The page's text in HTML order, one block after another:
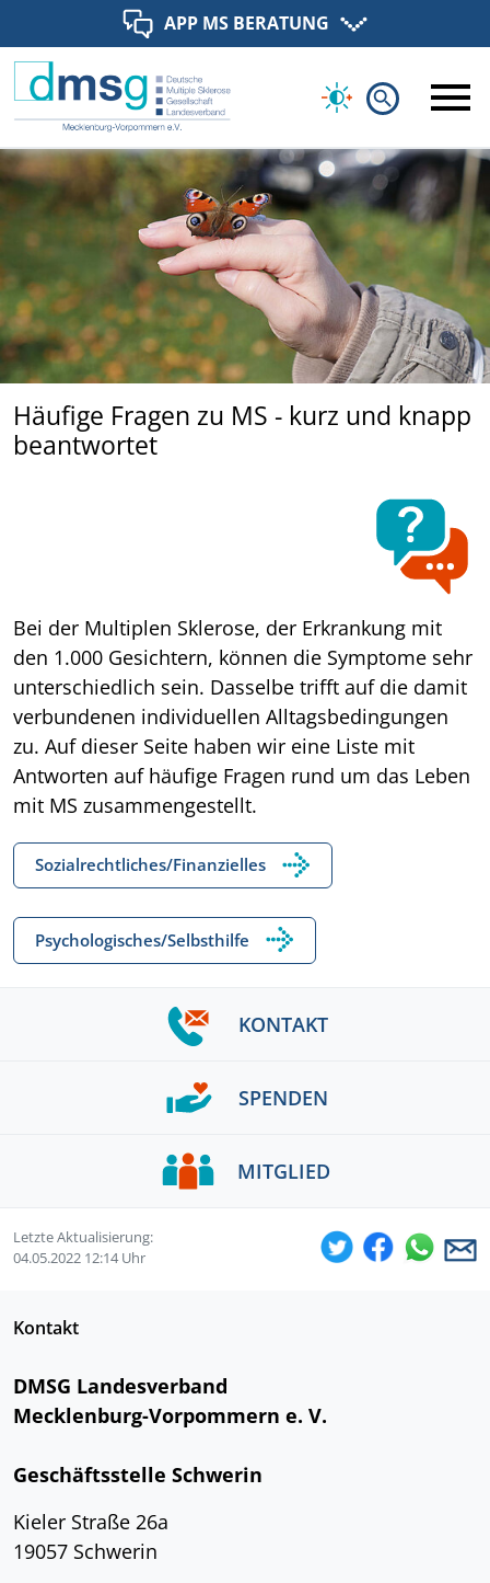
APP MS BERATUNG
search
Häufige Fragen zu MS - kurz und knapp
beantwortet
Bei der Multiplen Sklerose, der Erkrankung mit
den 1.000 Gesichtern, können die Symptome sehr
unterschiedlich sein. Dasselbe trifft auf die damit
verbundenen individuellen Alltagsbedingungen
zu. Auf dieser Seite haben wir eine Liste mit
Antworten auf häufige Fragen rund um das Leben
mit MS zusammengestellt.
Sozialrechtliches/Finanzielles
Psychologisches/Selbsthilfe
KONTAKT
SPENDEN
MITGLIED
Letzte Aktualisierung:
04.05.2022 12:14 Uhr
Kontakt
DMSG Landesverband
Mecklenburg-Vorpommern e. V.
Geschäftsstelle Schwerin
Kieler Straße 26a
19057 Schwerin